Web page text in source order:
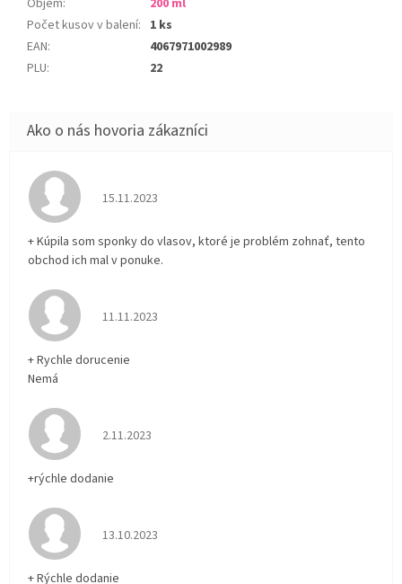
Objem:
200 ml
Počet kusov v balení: 1 ks
EAN:
4067971002989
PLU: 22
Hodnotenie obchodu je 5 z 5 hviezdičiek.
15.11.2023
+ Kúpila som sponky do vlasov, ktoré je problém zohnať, tento
obchod ich mal v ponuke.
Hodnotenie obchodu je 5 z 5 hviezdičiek.
11.11.2023
+ Rychle dorucenie
Nemá
Hodnotenie obchodu je 5 z 5 hviezdičiek.
2.11.2023
+rýchle dodanie
Hodnotenie obchodu je 5 z 5 hviezdičiek.
13.10.2023
+ Rýchle dodanie